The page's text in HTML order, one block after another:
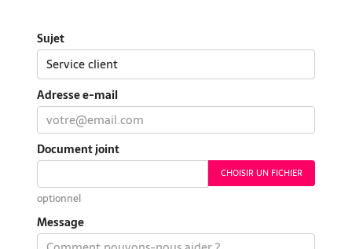
Sujet
Adresse e-mail
Document joint
CHOISIR UN FICHIER
optionnel
Message